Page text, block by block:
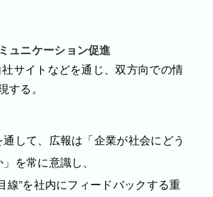
ュニケーション促進
サイトなどを通じ、双方向での情
する。
して、広報は「企業が社会にどう
を常に意識し、
線”を社内にフィードバックする重